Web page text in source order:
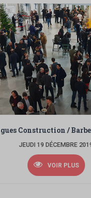
Construction /
JEUDI 19 DÉCEMBRE
VOIR PLUS